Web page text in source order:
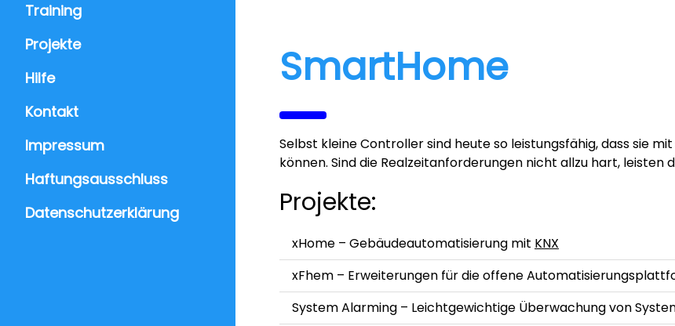
Training
Projekte
Hilfe
Kontakt
Impressum
Haftungsausschluss
Datenschutzerklärung
SmartHome
Selbst kleine Controller sind heute so leistungsfähig, dass sie
können. Sind die Realzeitanforderungen nicht allzu hart, leisten
Projekte:
xHome – Gebäudeautomatisierung mit KNX
xFhem – Erweiterungen für die offene
System Alarming – Leichtgewichtige Überwachung von